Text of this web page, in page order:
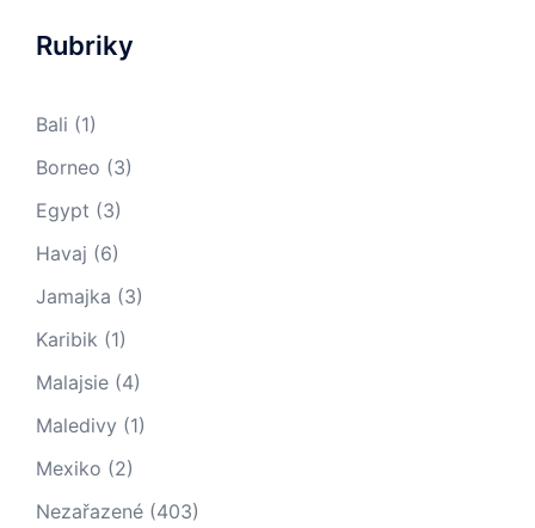
Rubriky
Bali (1)
Borneo (3)
Egypt (3)
Havaj (6)
Jamajka (3)
Karibik (1)
Malajsie (4)
Maledivy (1)
Mexiko (2)
Nezařazené (403)